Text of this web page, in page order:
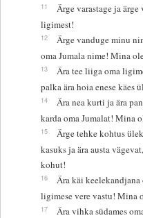
11
Ärge varastage ja
ligimest!
12
Ärge vanduge minu
oma Jumala nime! Mina
13
Ära tee liiga oma
palka ära hoia enese käes
14
Ära nea kurti ja ära
karda oma Jumalat! Mina
15
Ärge tehke kohtus
kasuks ja ära austa
kohut!
16
Ära käi keelekandjana
ligimese vere vastu! Mina
17
Ära vihka südames